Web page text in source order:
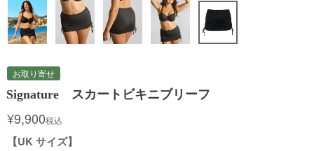
お取り寄せ
Signature スカートビキニブリーフ
¥9,900税込
【UK サイズ】